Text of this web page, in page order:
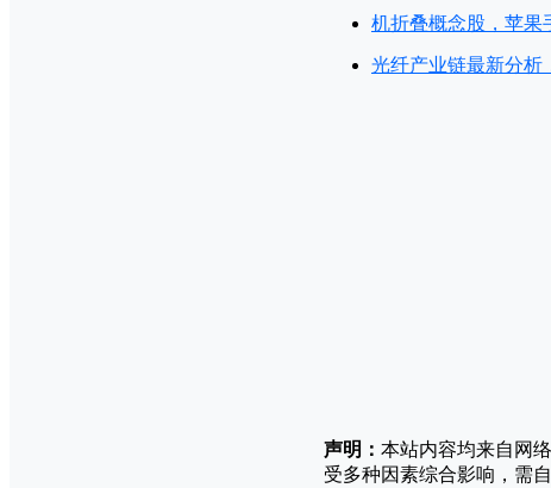
机折叠概念股，苹果
光纤产业链最新分析
声明： 本站内容均来自网
受多种因素综合影响，需